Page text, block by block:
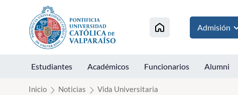
Click acá para ir directamente al contenido
Admisión
Estudiantes Académicos Funcionarios Alumni
Inicio Noticias Vida Universitaria